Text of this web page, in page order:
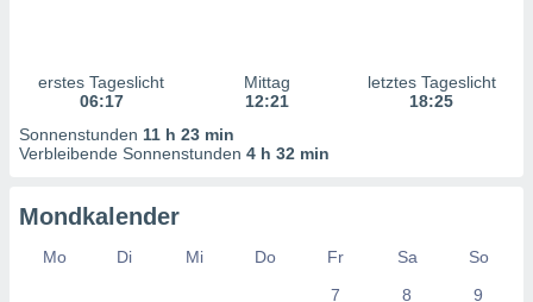
durch
erstes Tageslicht
06:17
Mittag
12:21
letztes Tageslicht
18:25
Sonnenstunden 11 h 23 min
Verbleibende Sonnenstunden 4 h 32 min
Mondkalender
Mo Di Mi Do Fr Sa
So
7
8 9